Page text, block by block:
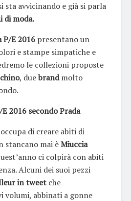
sta avvicinando e già si parla
di moda.
P/E 2016 presentano un
e stampe simpatiche e
le collezioni proposte
, duebrandmolto
2016 secondo Prada
di creare abiti di
stancano mai èMiuccia
ci colpirà con abiti
Alcuni dei suoi pezzi
in tweet che
volumi, abbinati a gonne